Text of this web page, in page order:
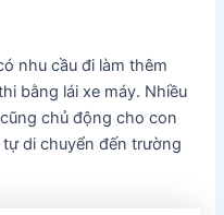
nhu cầu đi làm thêm
bằng lái xe máy. Nhiều
chủ động cho con
di chuyển đến trường